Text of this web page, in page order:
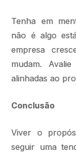
Tenha em
não é algo
empresa
mudam.
alinhadas ao
Conclusão
Viver o
seguir uma